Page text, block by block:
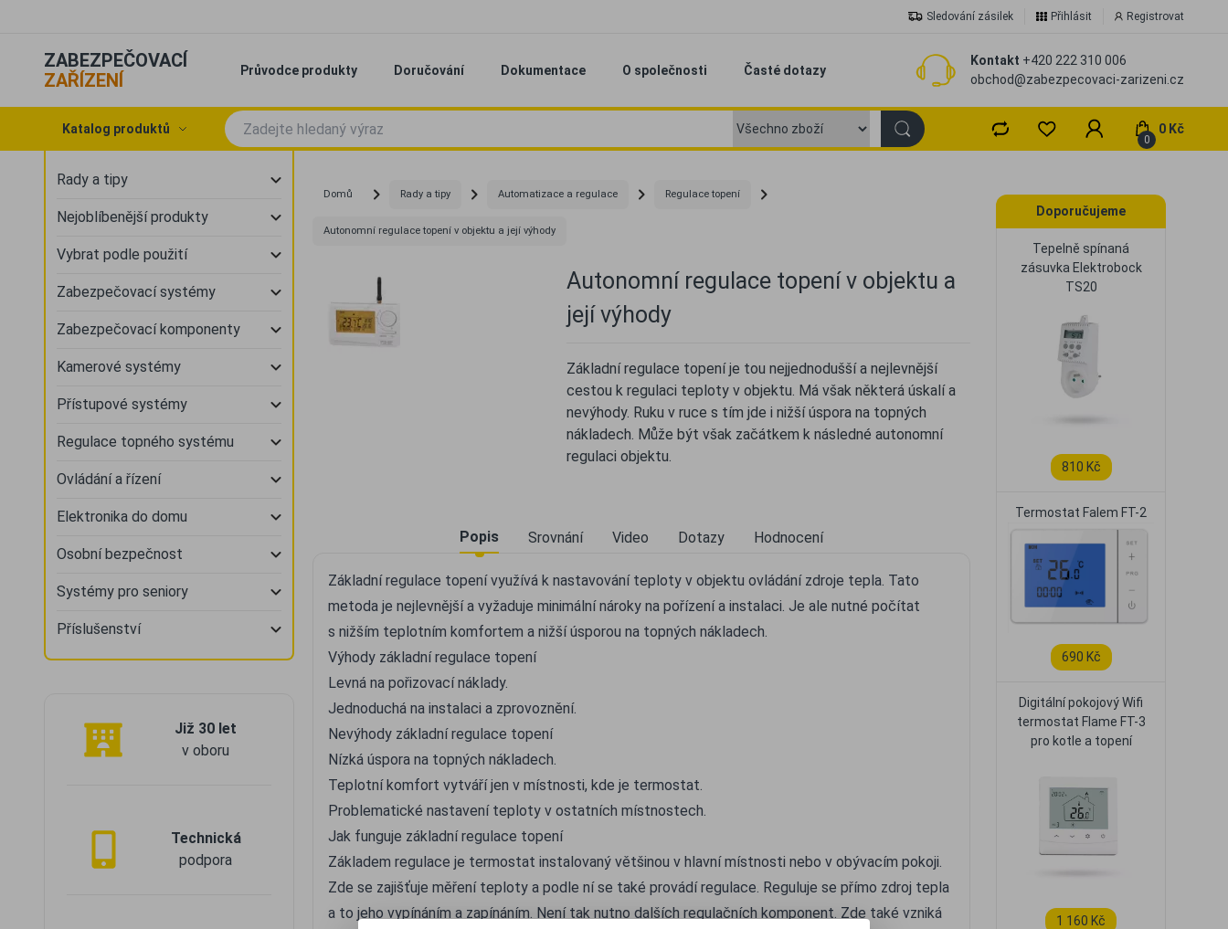
Sledování zásilek Přihlásit Registrovat
ZABEZPEČOVACÍ
ZAŘÍZENÍ
Průvodce produkty Doručování Dokumentace O společnosti Časté dotazy
Kontakt +420 222 310 006
obchod@zabezpecovaci-zarizeni.cz
Katalog produktů 0 Kč
0
Rady a tipy
Nejoblíbenější produkty
Vybrat podle použití
Zabezpečovací systémy
Zabezpečovací komponenty
Kamerové systémy
Přístupové systémy
Regulace topného systému
Ovládání a řízení
Elektronika do domu
Osobní bezpečnost
Systémy pro seniory
Příslušenství
Již 30 let
v oboru
Technická
podpora
Domů Rady a tipy Automatizace a regulace Regulace topení
Autonomní regulace topení v objektu a její výhody
Autonomní regulace topení v objektu a
její výhody
Základní regulace topení je tou nejjednodušší a nejlevnější
cestou k regulaci teploty v objektu. Má však některá úskalí a
nevýhody. Ruku v ruce s tím jde i nižší úspora na topných
nákladech. Může být však začátkem k následné autonomní
regulaci objektu.
Popis Srovnání Video Dotazy Hodnocení
Základní regulace topení využívá k nastavování teploty v objektu ovládání zdroje tepla. Tato
metoda je nejlevnější a vyžaduje minimální nároky na pořízení a instalaci. Je ale nutné počítat
s nižším teplotním komfortem a nižší úsporou na topných nákladech.
Výhody základní regulace topení
Levná na pořizovací náklady.
Jednoduchá na instalaci a zprovoznění.
Nevýhody základní regulace topení
Nízká úspora na topných nákladech.
Teplotní komfort vytváří jen v místnosti, kde je termostat.
Problematické nastavení teploty v ostatních místnostech.
Jak funguje základní regulace topení
Základem regulace je termostat instalovaný většinou v hlavní místnosti nebo v obývacím pokoji.
Zde se zajišťuje měření teploty a podle ní se také provádí regulace. Reguluje se přímo zdroj tepla
a to jeho vypínáním a zapínáním. Není tak nutno dalších regulačních komponent. Zde také vzniká
Doporučujeme
Tepelně spínaná
zásuvka Elektrobock
TS20
810 Kč
Termostat Falem FT-2
690 Kč
Digitální pokojový Wifi
termostat Flame FT-3
pro kotle a topení
1 160 Kč